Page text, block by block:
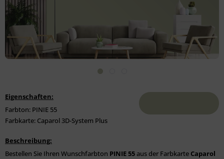
Eigenschaften:
Farbton: PINIE 55
Farbkarte: Caparol 3D-System Plus
Beschreibung:
Bestellen Sie Ihren Wunschfarbton PINIE 55aus der Farbkarte Caparol